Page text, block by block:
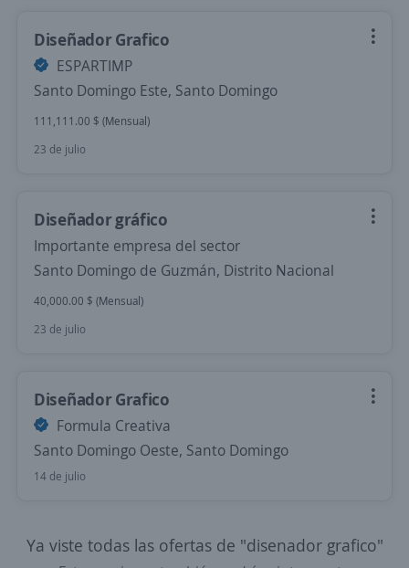
Diseñador Grafico
ESPARTIMP
Santo Domingo Este, Santo Domingo
111,111.00 $ (Mensual)
23 de julio
Diseñador gráfico
Importante empresa del sector
Santo Domingo de Guzmán, Distrito Nacional
40,000.00 $ (Mensual)
23 de julio
Diseñador Grafico
Formula Creativa
Santo Domingo Oeste, Santo Domingo
14 de julio
Ya viste todas las ofertas de "disenador grafico"